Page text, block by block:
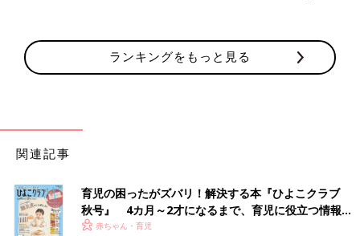
ランキングをもっと見る
関連記事
育児の困ったがズバリ！解決する本『ひよこクラブ
秋号』 4カ月～2才になるまで、育児に役立つ情報が
いっぱい！
赤ちゃん・育児